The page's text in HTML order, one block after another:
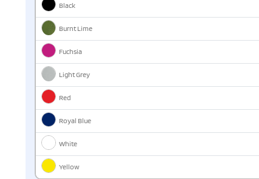
Black
Burnt Lime
Fuchsia
Light Grey
Red
Royal Blue
White
Yellow